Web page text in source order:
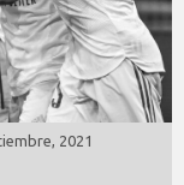
2021